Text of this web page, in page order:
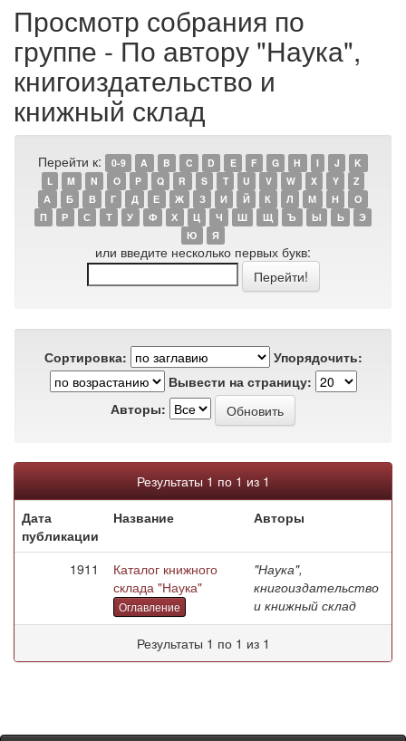
Просмотр собрания по
группе - По автору "Наука",
книгоиздательство и
книжный склад
Перейти к: 0-9 A B C D E F G H I J
K
L
M N O P Q R S T U V W X Y
Z
А
Б В Г Д Е Ж З И Й К Л М Н
О
П
Р С Т У Ф Х Ц Ч Ш Щ Ъ Ы Ь
Э
Ю
Я
или введите несколько первых букв:
Сортировка:
Упорядочить:
Вывести на страницу:
Авторы:
Результаты 1 по 1 из 1
Дата
публикации
Название Авторы
1911
Каталог книжного
склада "Наука"
Оглавление
"Наука",
книгоиздательство
и книжный склад
Результаты 1 по 1 из 1